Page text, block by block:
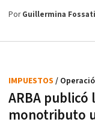
PorGuillermina Fossati
ARBA
monotributo
IMPUESTOS /